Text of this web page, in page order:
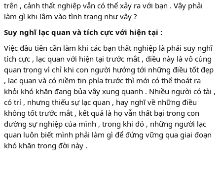
trên , cảnh thất nghiệp vẫn có thể xảy ra với bạn . Vậy phải
làm gì khi lâm vào tình trạng như vậy ?
Suy nghĩ lạc quan và tích cực với hiện tại :
Việc đầu tiên cần làm khi các bạn thất nghiệp là phải suy nghĩ
tích cực , lạc quan với hiện tại trước mắt , điều này là vô cùng
quan trọng vì chỉ khi con người hướng tới những điều tốt đẹp
, lạc quan và có niềm tin phía trước thì mới có thể thoát ra
khỏi khó khăn đang bủa vây xung quanh . Nhiều người có tài ,
có trí , nhưng thiếu sự lạc quan , hay nghĩ về những điều
không tốt trước mắt , kết quả là họ vẫn thất bại trong con
đường sự nghiệp của mình , trong khi đó , những người lạc
quan luôn biết mình phải làm gì để đứng vững qua giai đoạn
khó khăn trong đời này .